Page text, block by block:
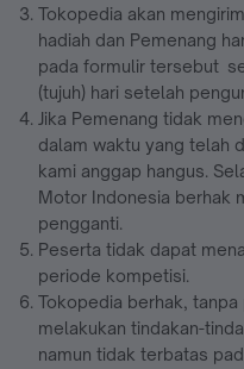
Tokopedia akan
hadiah dan Pemenang
pada formulir tersebut
(tujuh) hari setelah
Jika Pemenang tidak
dalam waktu yang telah
kami anggap hangus.
Motor Indonesia berhak
pengganti.
Peserta tidak dapat
periode kompetisi.
Tokopedia berhak,
melakukan tindakan-
namun tidak terbatas